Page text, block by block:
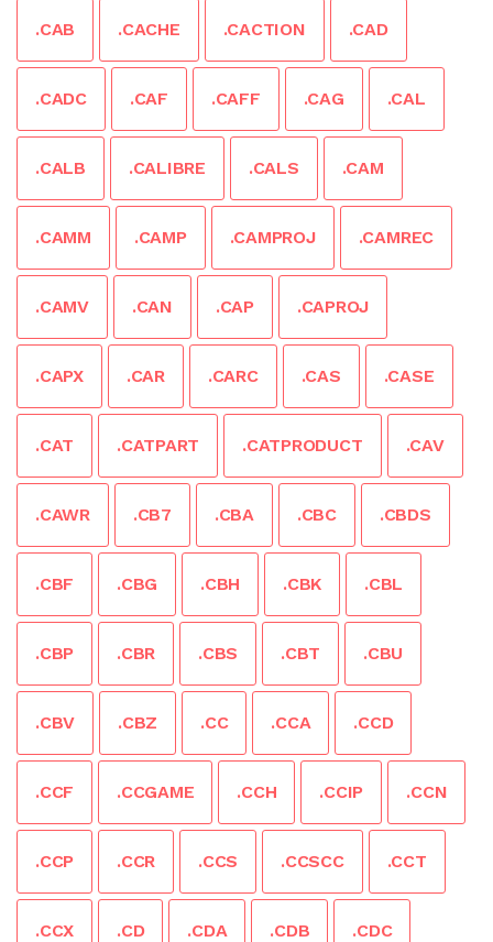
.CAB .CACHE .CACTION .CAD
.CADC .CAF .CAFF .CAG .CAL
.CALB .CALIBRE .CALS .CAM
.CAMM .CAMP .CAMPROJ .CAMREC
.CAMV .CAN .CAP .CAPROJ
.CAPX .CAR .CARC .CAS .CASE
.CAT .CATPART .CATPRODUCT .CAV
.CAWR .CB7 .CBA .CBC .CBDS
.CBF .CBG .CBH .CBK .CBL
.CBP .CBR .CBS .CBT .CBU
.CBV .CBZ .CC .CCA .CCD
.CCF .CCGAME .CCH .CCIP .CCN
.CCP .CCR .CCS .CCSCC .CCT
.CCX .CD .CDA .CDB .CDC